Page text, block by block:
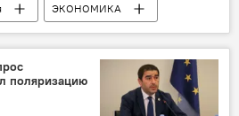
ЭКОНОМИКА
Ромео Микаутадзе
поляризацию